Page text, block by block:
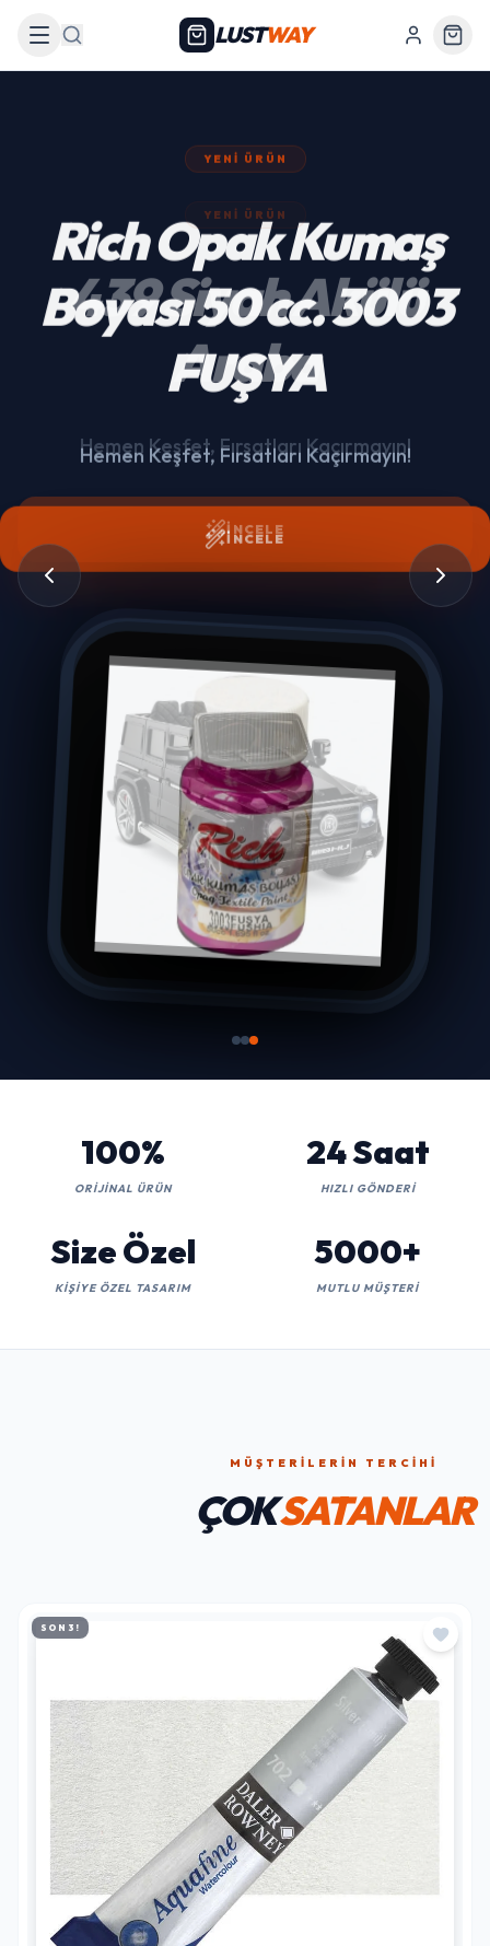
Arama LUSTWAY
439 Siyah Akülü
Araba
İNCELE
100%
ORIJINAL ÜRÜN
24 Saat
HIZLI GÖNDERI
Size Özel
KIŞIYE ÖZEL TASARIM
5000+
MUTLU MÜŞTERI
MÜŞTERILERIN TERCIHI
ÇOKSATANLAR
SON 3!